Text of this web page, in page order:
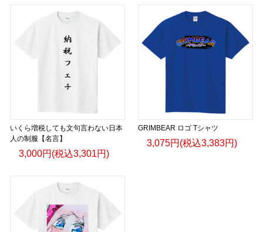
いくら増税しても文句言わない日本
人の制服【名言】
3,000円(税込3,301円)
GRIMBEAR ロゴ Tシャツ
3,075円(税込3,383円)